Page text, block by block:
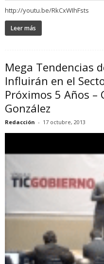
http://youtu.be/RkCxWIhFsts
Leer más
Mega Tendencias
Influirán en el
Próximos 5 Años –
González
Redacción - 17 octubre, 2013